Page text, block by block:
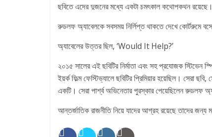
ছবিতে এদের দুজনের মধ্যে একটা চমৎকাল কথোপকথন রয়েছে।
রুডলফ অ্যাবেলকে সবসময় নির্লিপ্ত থাকতে দেখে
অ্যাবেলের উত্তর ছিল, ‘Would It Help?’
২০১৫ সালের এই ছবিটির নির্মাতা এবং সহ প্রযোজক স্টিভেন
ইয়র্ক ফিল্ম ফেস্টিভ্যালে ছবিটির প্রিমিয়ার হয়েছিল। সেরা
একটি। সেরা পার্শ্ব অভিনেতার পুরস্কার পেয়েছিলেন রুডলফ
আন্তর্জাতিক রাজনীতি নিয়ে যাদের আগ্রহ রয়েছে তাদের জন্য